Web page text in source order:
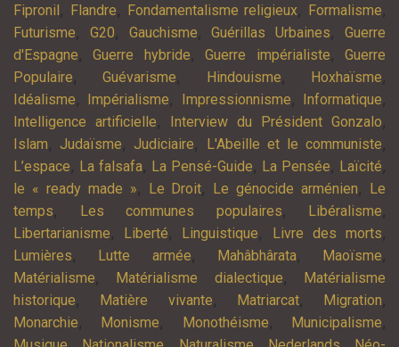
Fipronil , Flandre, Fondamentalisme religieux, Formalisme,
Futurisme, G20, Gauchisme,Guérillas Urbaines,Guerre
d'Espagne,Guerre hybride,Guerre impérialiste,Guerre
Populaire,Guévarisme, Hindouisme, Hoxhaïsme,
Idéalisme, Impérialisme, Impressionnisme, Informatique,
Intelligence artificielle, Interview du Président Gonzalo,
Islam, Judaïsme, Judiciaire, L'Abeille et le communiste,
L’espace, La falsafa, La Pensé-Guide, La Pensée, Laïcité,
le « ready made », Le Droit, Le génocide arménien,
Le
temps, Les communes populaires, Libéralisme,
Libertarianisme, Liberté, Linguistique, Livre des morts,
Lumières, Lutte armée, Mahâbhârata, Maoïsme,
Matérialisme, Matérialisme dialectique,
Matérialisme
historique, Matière vivante, Matriarcat, Migration,
Monarchie, Monisme, Monothéisme, Municipalisme,